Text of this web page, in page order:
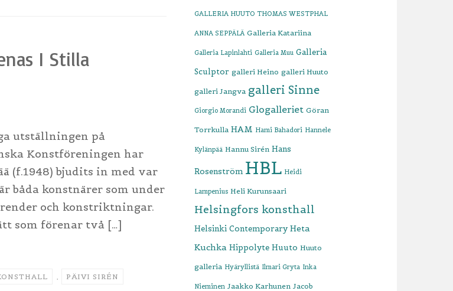
I Stilla
utställningen på
Konstföreningen har
(f.1948) bjudits in med var
båda konstnärer som under
och konstriktningar.
som förenar två […]
, PÄIVI SIRÉN
GALLERIA HUUTO THOMAS WESTPHAL
ANNA SEPPÄLÄ Galleria Katariina
Galleria Lapinlahti Galleria Muu Galleria
Sculptor galleri Heino galleri Huuto
galleri Jangva galleri Sinne
Giorgio Morandi Glogalleriet Göran
Torrkulla HAM Hami Bahadori Hannele
Kylänpää Hannu Sirén Hans
Rosenström HBL Heidi
Lampenius Heli Kurunsaari
Helsingfors konsthall
Helsinki Contemporary Heta
Kuchka Hippolyte Huuto Huuto
galleria Hyäryllistä Ilmari Gryta Inka
Nieminen Jaakko Karhunen Jacob